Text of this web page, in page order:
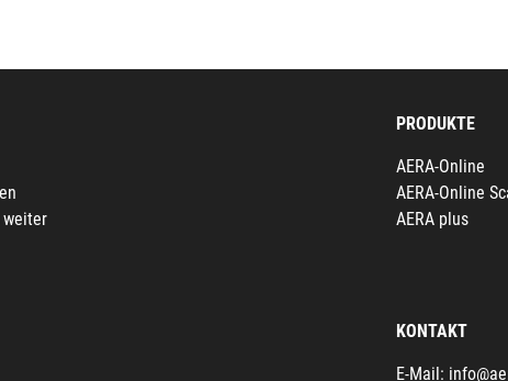
weiter
PRODUKTE
AERA-Online
AERA-Online
AERA plus
KONTAKT
E-Mail: